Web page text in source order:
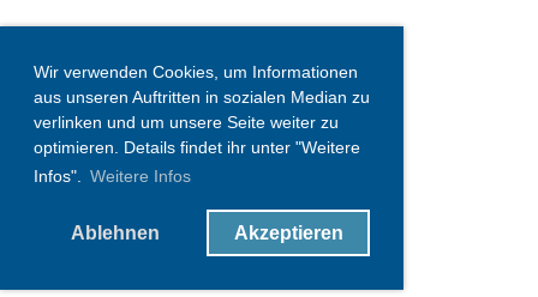
Wir verwenden Cookies, um Informationen
aus unseren Auftritten in sozialen Median zu
verlinken und um unsere Seite weiter zu
optimieren. Details findet ihr unter "Weitere
Infos". Weitere Infos
Ablehnen Akzeptieren